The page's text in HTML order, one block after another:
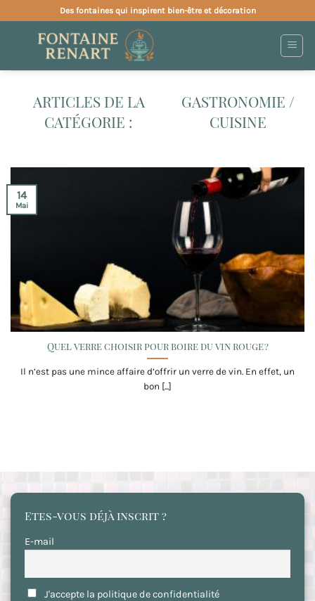
au
contenu
Des fontaines qui inspirent bien-être et décoration
GASTRONOMIE /
CUISINE
Quel verre choisir pour boire du vin rouge ?
Il n’est pas une mince affaire d’offrir un verre de vin. En effet, un
bon [...]
14
Mai
Etes-vous déjà inscrit ?
E-mail
J'accepte la politique de confidentialité